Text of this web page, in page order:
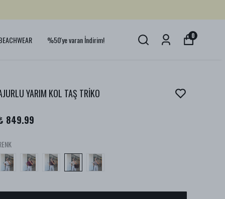
%50'ye varan İndirim! 0
YARIM KOL TAŞ TRİKO
849.99